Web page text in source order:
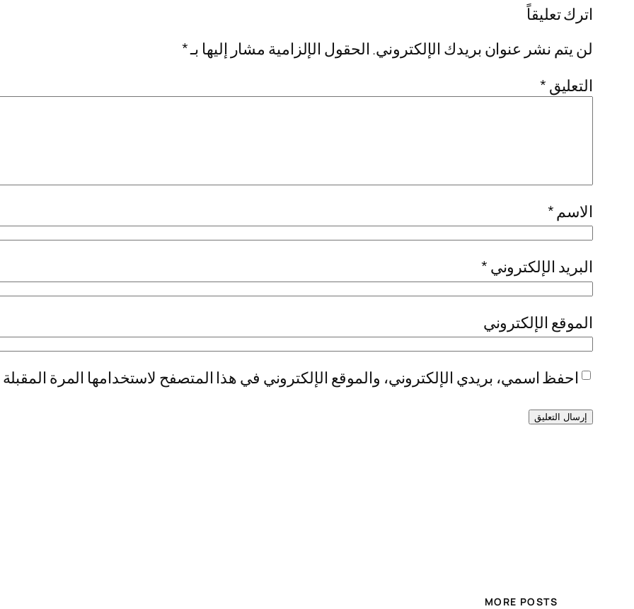
اترك تعليقاً
لن يتم نشر عنوان بريدك الإلكتروني. الحقول الإلزامية مشار إليها بـ*
التعليق *
الاسم *
البريد الإلكتروني *
الموقع الإلكتروني
احفظ اسمي، بريدي الإلكتروني، والموقع الإلكتروني في هذا المتصفح لاستخدامها المرة
MORE POSTS